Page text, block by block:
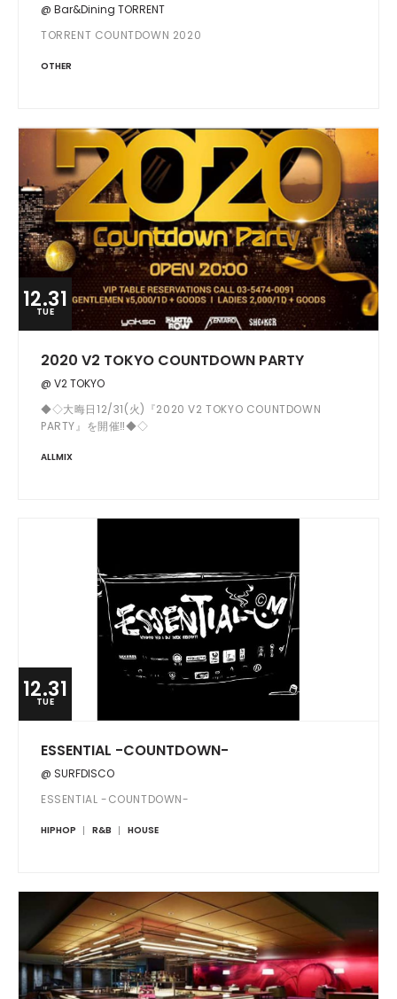
@ Bar&Dining TORRENT
TORRENT COUNTDOWN 2020
OTHER
12.31
TUE
2020 V2 TOKYO COUNTDOWN PARTY
@ V2 TOKYO
◆◇大晦日12/31(火)『2020 V2 TOKYO COUNTDOWN
PARTY』を開催‼️◆◇
ALLMIX
12.31
TUE
ESSENTIAL -COUNTDOWN-
@ SURFDISCO
ESSENTIAL -COUNTDOWN-
HIPHOP R&B HOUSE